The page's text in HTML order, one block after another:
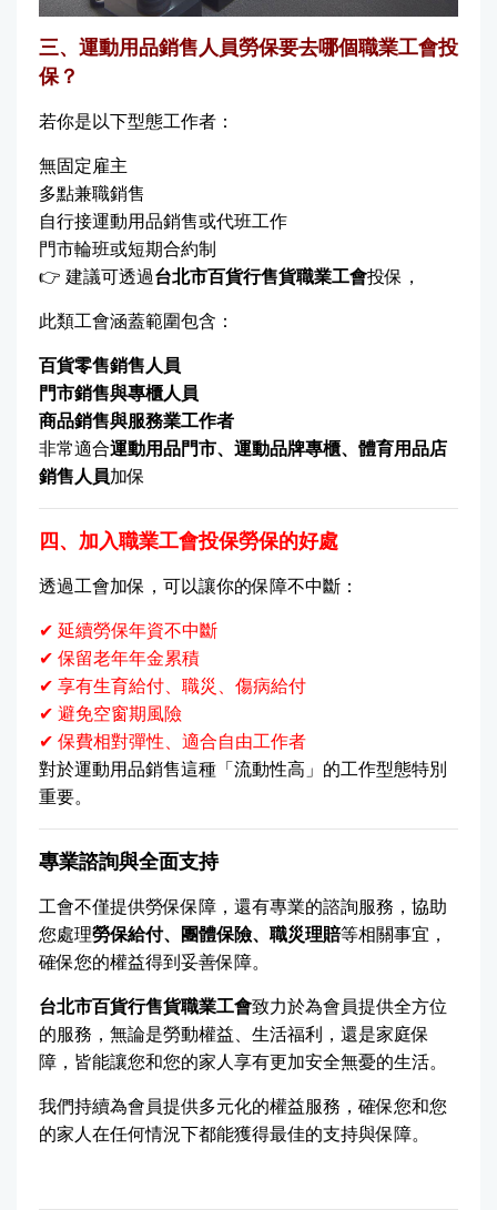
三、運動用品銷售人員勞保要去哪個職業工會投
保？
若你是以下型態工作者：
無固定雇主
多點兼職銷售
自行接運動用品銷售或代班工作
門市輪班或短期合約制
👉 建議可透過台北市百貨行售貨職業工會投保，
此類工會涵蓋範圍包含：
百貨零售銷售人員
門市銷售與專櫃人員
商品銷售與服務業工作者
非常適合運動用品門市、運動品牌專櫃、體育用品店
銷售人員加保
四、加入職業工會投保勞保的好處
透過工會加保，可以讓你的保障不中斷：
✔ 延續勞保年資不中斷
✔ 保留老年年金累積
✔ 享有生育給付、職災、傷病給付
✔ 避免空窗期風險
✔ 保費相對彈性、適合自由工作者
對於運動用品銷售這種「流動性高」的工作型態特別
重要。
專業諮詢與全面支持
工會不僅提供勞保保障，還有專業的諮詢服務，協助
您處理勞保給付、團體保險、職災理賠等相關事宜，
確保您的權益得到妥善保障。
台北市百貨行售貨職業工會致力於為會員提供全方位
的服務，無論是勞動權益、生活福利，還是家庭保
障，皆能讓您和您的家人享有更加安全無憂的生活。
我們持續為會員提供多元化的權益服務，確保您和您
的家人在任何情況下都能獲得最佳的支持與保障。